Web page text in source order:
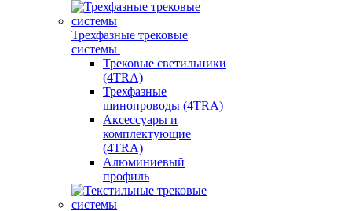
Трехфазные трековые
системы
Трековые светильники
(4TRA)
Трехфазные
шинопроводы (4TRA)
Аксессуары и
комплектующие
(4TRA)
Алюминиевый
профиль